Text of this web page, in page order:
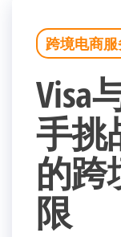
跨境电商
Visa
手挑
的跨
限